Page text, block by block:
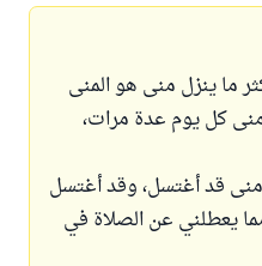
ما ينزل منى هو المنى
منى كل يوم عدة مرات،
منى قد أغتسل، وقد أغتسل
يعطلني عن الصلاة في